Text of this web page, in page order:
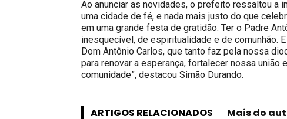
Ao anunciar as novidades, o prefeito ressaltou a
uma cidade de fé, e nada mais justo do que
em uma grande festa de gratidão. Ter o Padre
inesquecível, de espiritualidade e de comunhão.
Dom Antônio Carlos, que tanto faz pela nossa
para renovar a esperança, fortalecer nossa união
comunidade”, destacou Simão Durando.
ARTIGOS RELACIONADOS Mais do